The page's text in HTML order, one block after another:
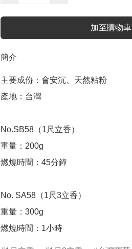
加至購物車
簡介
主要成份：會安沉、天然粘粉
產地：台灣
No.SB58（1尺立香）
重量：200g
燃燒時間：45分鐘
No. SA58（1尺3立香）
重量：300g
燃燒時間：1小時